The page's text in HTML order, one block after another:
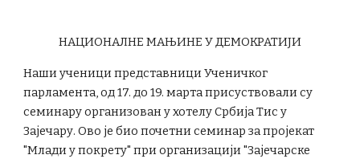
НАЦИОНАЛНЕ МАЊИНЕ У ДЕМОКРАТИЈИ
Наши ученици представници Ученичког
парламента, од 17. до 19. марта присуствовали су
семинару организован у хотелу Србија Тис у
Зајечару. Ово је био почетни семинар за пројекат
"Млади у покрету" при организацији "Зајечарске